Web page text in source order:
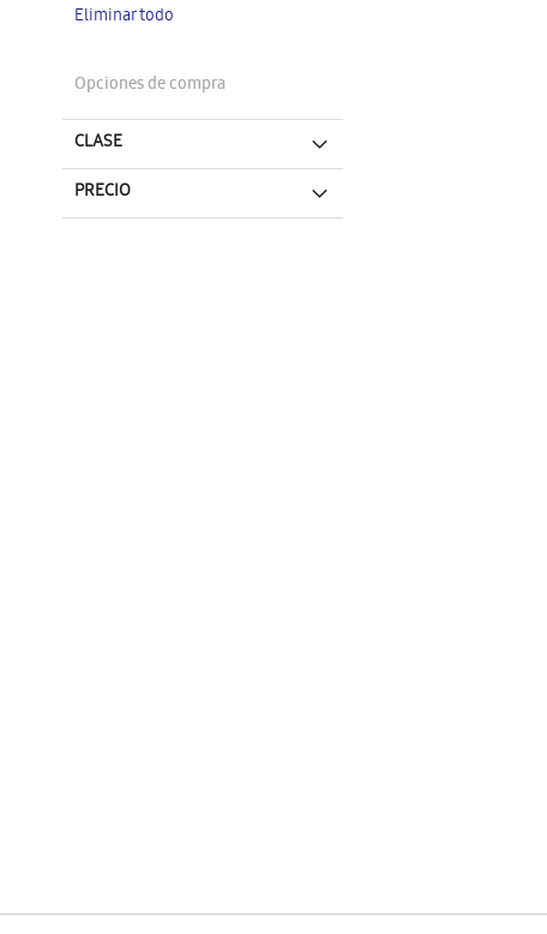
artículo
Eliminar todo
Opciones de compra
CLASE
PRECIO